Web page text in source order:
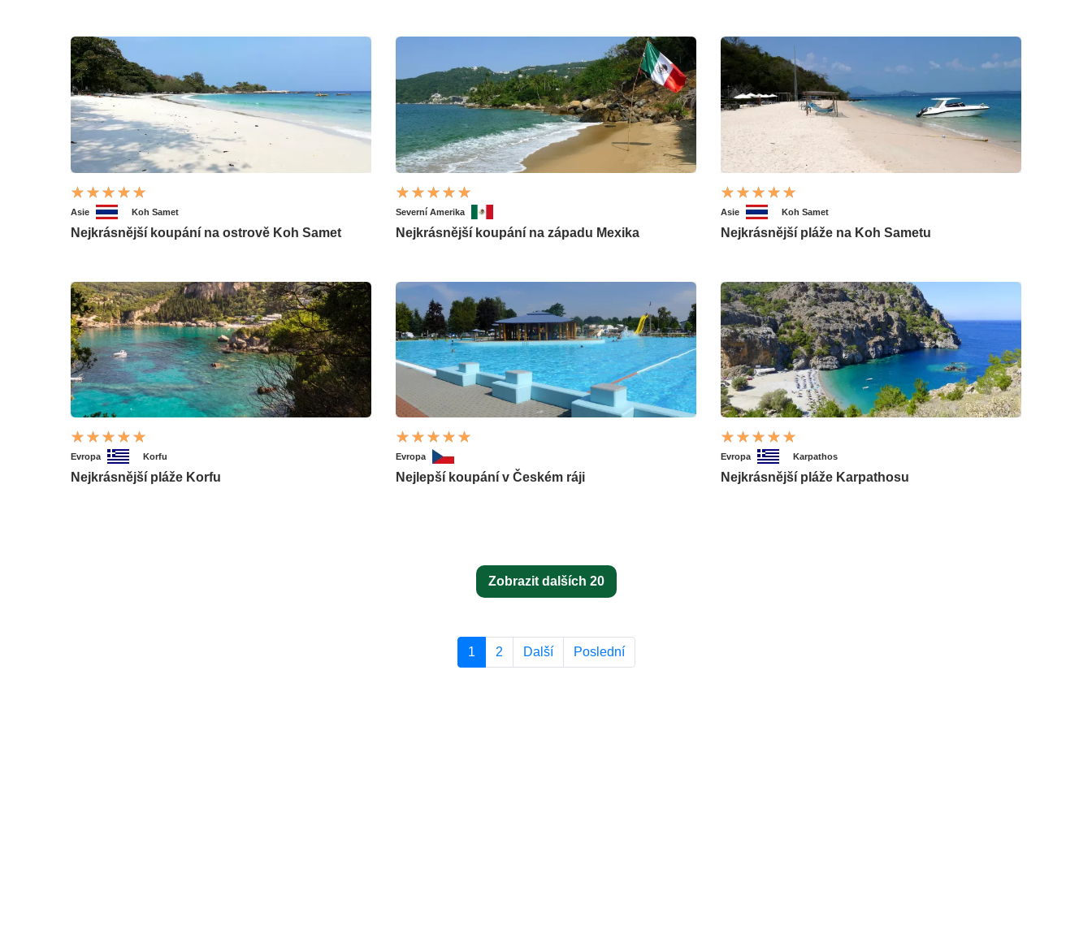
Asie Koh Samet
Nejkrásnější koupání na ostrově Koh Samet
Severní Amerika
Nejkrásnější koupání na západu Mexika
Asie Koh Samet
Nejkrásnější pláže na Koh Sametu
Evropa Korfu
Nejkrásnější pláže Korfu
Evropa
Nejlepší koupání v Českém ráji
Evropa Karpathos
Nejkrásnější pláže Karpathosu
Zobrazit dalších 20
1 2 Další Poslední